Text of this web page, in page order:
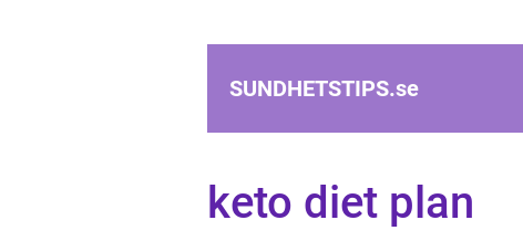
SUNDHETSTIPS.se
keto diet plan